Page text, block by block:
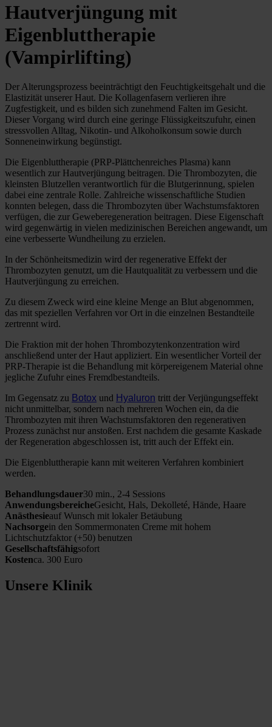
Hautverjüngung mit
Eigenbluttherapie
(Vampirlifting)
Der Alterungsprozess beeinträchtigt den Feuchtigkeitsgehalt und die
Elastizität unserer Haut. Die Kollagenfasern verlieren ihre
Zugfestigkeit, und es bilden sich zunehmend Falten im Gesicht.
Dieser Vorgang wird durch eine geringe Flüssigkeitszufuhr, einen
stressvollen Alltag, Nikotin- und Alkoholkonsum sowie durch
Sonneneinwirkung begünstigt.
Die Eigenbluttherapie (PRP-Plättchenreiches Plasma) kann
wesentlich zur Hautverjüngung beitragen. Die Thrombozyten, die
kleinsten Blutzellen verantwortlich für die Blutgerinnung, spielen
dabei eine zentrale Rolle. Zahlreiche wissenschaftliche Studien
konnten belegen, dass die Thrombozyten über Wachstumsfaktoren
verfügen, die zur Geweberegeneration beitragen. Diese Eigenschaft
wird gegenwärtig in vielen medizinischen Bereichen angewandt, um
eine verbesserte Wundheilung zu erzielen.
In der Schönheitsmedizin wird der regenerative Effekt der
Thrombozyten genutzt, um die Hautqualität zu verbessern und die
Hautverjüngung zu erreichen.
Zu diesem Zweck wird eine kleine Menge an Blut abgenommen,
das mit speziellen Verfahren vor Ort in die einzelnen Bestandteile
zertrennt wird.
Die Fraktion mit der hohen Thrombozytenkonzentration wird
anschließend unter der Haut appliziert. Ein wesentlicher Vorteil der
PRP-Therapie ist die Behandlung mit körpereigenem Material ohne
jegliche Zufuhr eines Fremdbestandteils.
Im Gegensatz zu Botox und Hyaluron tritt der Verjüngungseffekt
nicht unmittelbar, sondern nach mehreren Wochen ein, da die
Thrombozyten mit ihren Wachstumsfaktoren den regenerativen
Prozess zunächst nur anstoßen. Erst nachdem die gesamte Kaskade
der Regeneration abgeschlossen ist, tritt auch der Effekt ein.
Die Eigenbluttherapie kann mit weiteren Verfahren kombiniert
werden.
Behandlungsdauer30 min., 2-4 Sessions
AnwendungsbereicheGesicht, Hals, Dekolleté, Hände, Haare
Anästhesieauf Wunsch mit lokaler Betäubung
Nachsorgein den Sommermonaten Creme mit hohem
Lichtschutzfaktor (+50) benutzen
Gesellschaftsfähigsofort
Kostenca. 300 Euro
Unsere Klinik